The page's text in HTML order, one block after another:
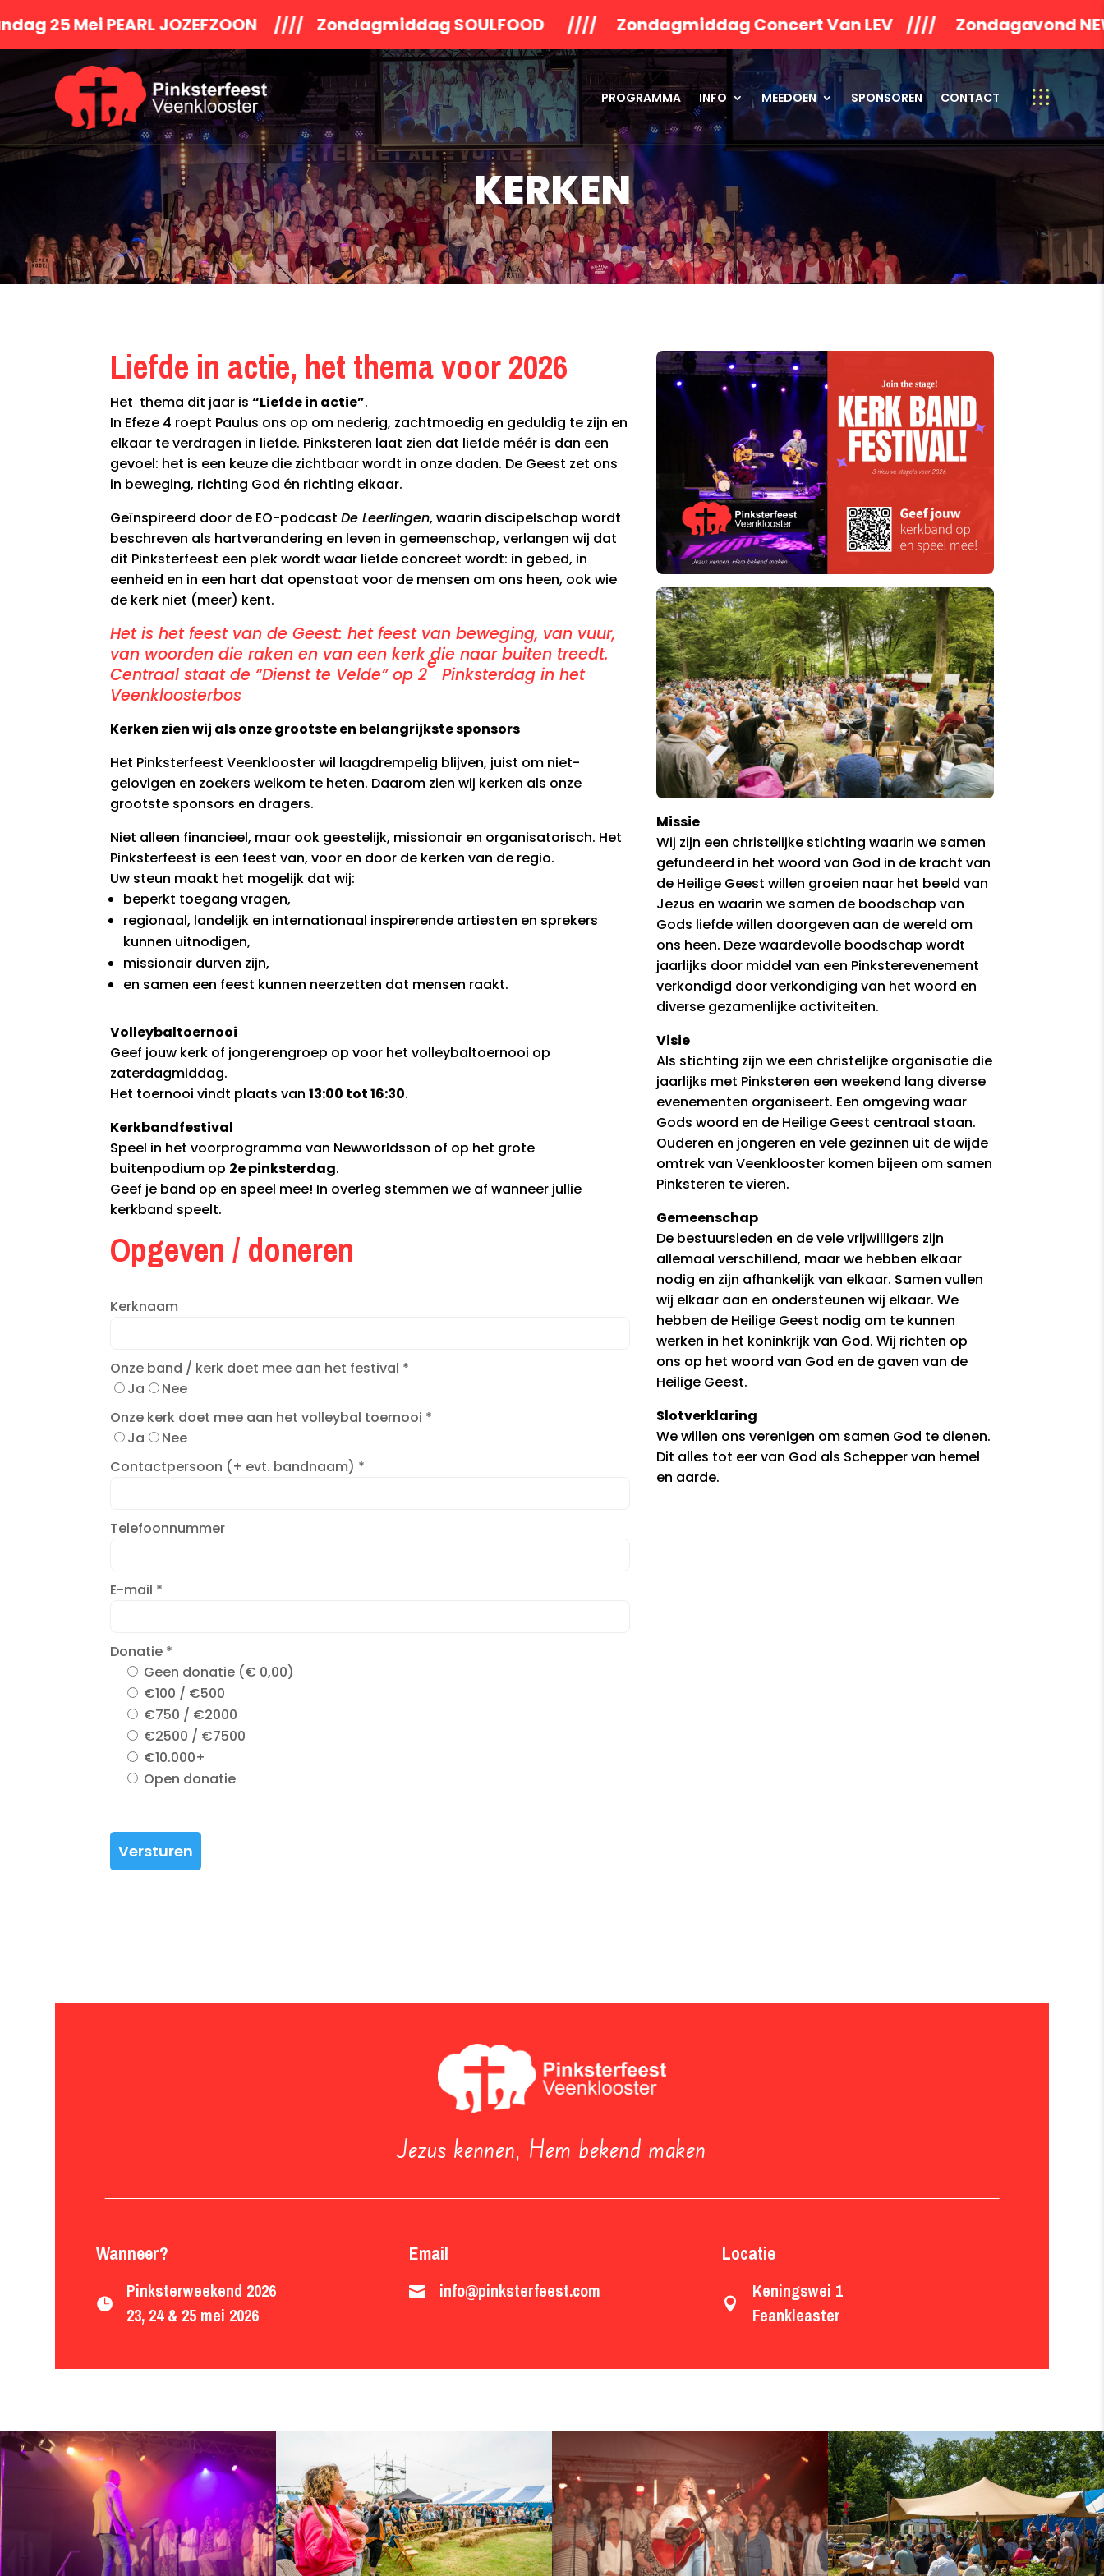
JOZEFZOON //// Zondagmiddag SOULFOOD //// Zondagmiddag Concert Van LEV //// Zondagavond
PROGRAMMA INFO MEEDOEN SPONSOREN CONTACT
KERKEN
Liefde in actie, het thema voor 2026
Het thema dit jaar is“Liefde in actie”.
In Efeze 4 roept Paulus ons op om nederig, zachtmoedig en geduldig te zijn en
elkaar te verdragen in liefde. Pinksteren laat zien dat liefde méér is dan een
gevoel: het is een keuze die zichtbaar wordt in onze daden. De Geest zet ons
in beweging, richting God én richting elkaar.
Geïnspireerd door de EO-podcastDe Leerlingen, waarin discipelschap wordt
beschreven als hartverandering en leven in gemeenschap, verlangen wij dat
dit Pinksterfeest een plek wordt waar liefde concreet wordt: in gebed, in
eenheid en in een hart dat openstaat voor de mensen om ons heen, ook wie
de kerk niet (meer) kent.
Het is het feest van de Geest: het feest van beweging, van vuur,
van woorden die raken en van een kerk die naar buiten treedt.
Centraal staat de “Dienst te Velde” op 2
e
Pinksterdag in het
Veenkloosterbos
Kerken zien wij als onze grootste en belangrijkste sponsors
Het Pinksterfeest Veenklooster wil laagdrempelig blijven, juist om niet-
gelovigen en zoekers welkom te heten. Daarom zien wij kerken als onze
grootste sponsors en dragers.
Niet alleen financieel, maar ook geestelijk, missionair en organisatorisch. Het
Pinksterfeest is een feest van, voor en door de kerken van de regio.
Uw steun maakt het mogelijk dat wij:
beperkt toegang vragen,
regionaal, landelijk en internationaal inspirerende artiesten en sprekers
kunnen uitnodigen,
missionair durven zijn,
en samen een feest kunnen neerzetten dat mensen raakt.
Volleybaltoernooi
Geef jouw kerk of jongerengroep op voor het volleybaltoernooi op
zaterdagmiddag.
Het toernooi vindt plaats van13:00 tot 16:30.
Kerkbandfestival
Speel in het voorprogramma van Newworldsson of op het grote
buitenpodium op 2e pinksterdag.
Geef je band op en speel mee! In overleg stemmen we af wanneer jullie
kerkband speelt.
Opgeven / doneren
Kerknaam
Onze band / kerk doet mee aan het festival *
Ja
Nee
Onze kerk doet mee aan het volleybal toernooi *
Ja
Nee
Contactpersoon (+ evt. bandnaam) *
Telefoonnummer
E-mail *
Donatie *
Geen donatie (€ 0,00)
€100 / €500
€750 / €2000
€2500 / €7500
€10.000+
Open donatie
Versturen
Missie
Wij zijn een christelijke stichting waarin we samen
gefundeerd in het woord van God in de kracht van
de Heilige Geest willen groeien naar het beeld van
Jezus en waarin we samen de boodschap van
Gods liefde willen doorgeven aan de wereld om
ons heen. Deze waardevolle boodschap wordt
jaarlijks door middel van een Pinksterevenement
verkondigd door verkondiging van het woord en
diverse gezamenlijke activiteiten.
Visie
Als stichting zijn we een christelijke organisatie die
jaarlijks met Pinksteren een weekend lang diverse
evenementen organiseert. Een omgeving waar
Gods woord en de Heilige Geest centraal staan.
Ouderen en jongeren en vele gezinnen uit de wijde
omtrek van Veenklooster komen bijeen om samen
Pinksteren te vieren.
Gemeenschap
De bestuursleden en de vele vrijwilligers zijn
allemaal verschillend, maar we hebben elkaar
nodig en zijn afhankelijk van elkaar. Samen vullen
wij elkaar aan en ondersteunen wij elkaar. We
hebben de Heilige Geest nodig om te kunnen
werken in het koninkrijk van God. Wij richten op
ons op het woord van God en de gaven van de
Heilige Geest.
Slotverklaring
We willen ons verenigen om samen God te dienen.
Dit alles tot eer van God als Schepper van hemel
en aarde.
Jezus kennen, Hem bekend maken
Wanneer?

Pinksterweekend 2026
23, 24 & 25 mei 2026
Email
 info@pinksterfeest.com
Locatie

Keningswei 1
Feankleaster